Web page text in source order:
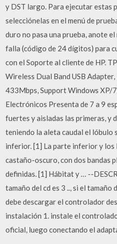
y DST largo. Para ejecutar estas
selecciónelas en el menú de
duro no pasa una prueba, anote
falla (código de 24 dígitos) para
con el Soporte al cliente de HP.
Wireless Dual Band USB
433Mbps, Support Windows XP/
Electrónicos Presenta de 7 a 9
fuertes y aisladas las primeras, y
teniendo la aleta caudal el lóbulo
inferior. [1] La parte inferior y los
castaño-oscuro, con dos bandas
definidas. [1] Hábitat y … --
tamaño del cd es 3 .., si el tamaño
debe descargar el controlador
instalación 1. instale el
oficial, luego conectando el